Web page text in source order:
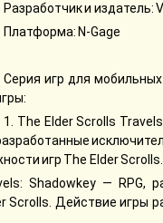
Разработчик и издатель:
Платформа: N-Gage
Серия игр для
1. The Elder Scrolls
игр The Elder Scrolls.
Shadowkey — RPG,
Scrolls. Действие игры